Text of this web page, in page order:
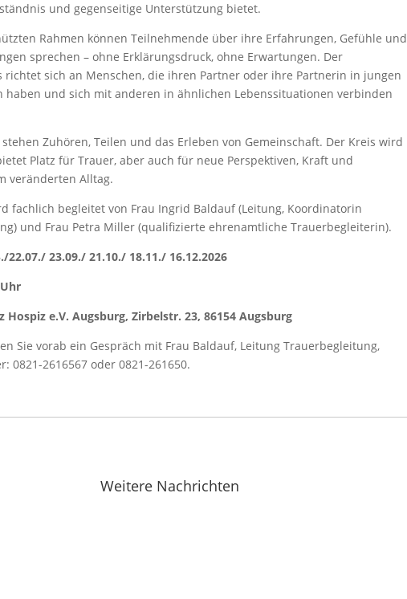
und gegenseitige Unterstützung bietet.
Rahmen können Teilnehmende über ihre Erfahrungen, Gefühle und
sprechen – ohne Erklärungsdruck, ohne Erwartungen. Der
richtet sich an Menschen, die ihren Partner oder ihre Partnerin in jungen
haben und sich mit anderen in ähnlichen Lebenssituationen verbinden
Zuhören, Teilen und das Erleben von Gemeinschaft. Der Kreis wird
Platz für Trauer, aber auch für neue Perspektiven, Kraft und
veränderten Alltag.
fachlich begleitet von Frau Ingrid Baldauf (Leitung, Koordinatorin
und Frau Petra Miller (qualifizierte ehrenamtliche Trauerbegleiterin).
22.07./ 23.09./ 21.10./ 18.11./ 16.12.2026
Hospiz e.V. Augsburg, Zirbelstr. 23, 86154 Augsburg
Sie vorab ein Gespräch mit Frau Baldauf, Leitung Trauerbegleitung,
0821-2616567 oder 0821-261650.
Weitere Nachrichten